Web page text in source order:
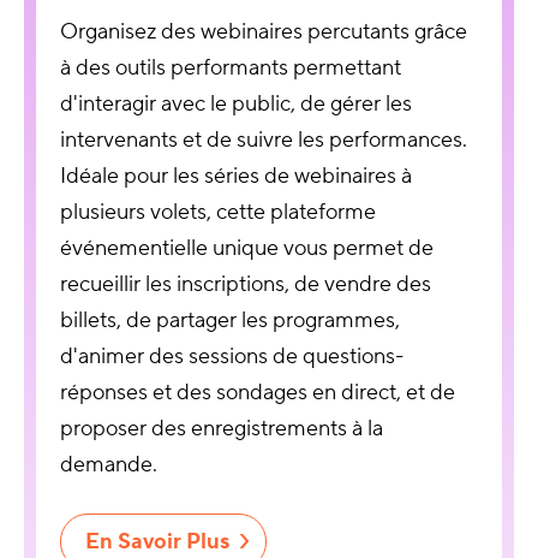
Organisez des webinaires percutants grâce
à des outils performants permettant
d'interagir avec le public, de gérer les
intervenants et de suivre les performances.
Idéale pour les séries de webinaires à
plusieurs volets, cette plateforme
événementielle unique vous permet de
recueillir les inscriptions, de vendre des
billets, de partager les programmes,
d'animer des sessions de questions-
réponses et des sondages en direct, et de
proposer des enregistrements à la
demande.
En Savoir Plus